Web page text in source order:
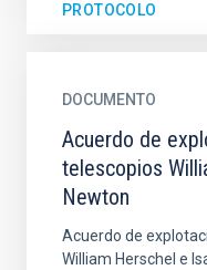
PROTOCOLO
DOCUMENTO
Acuerdo de
telescopios
Newton
Acuerdo de
William Herschel e